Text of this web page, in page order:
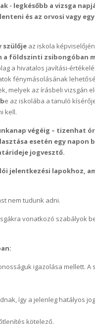
- legkésőbb a vizsga
és az orvosi vagy
szülője az iskola
a földszinti zsibongóban
a hivatalos javítási-
fénymásolásának
melyek az írásbeli vizsgán
e az iskolába a tanuló
kell.
végéig – tizenhat
esetén egy napon
jogvesztő.
jelentkezési lapokhoz,
nem tudunk adni.
vonatkozó szabályok
igazolása mellett. A
így a jelenleg hatályos
kötelező.